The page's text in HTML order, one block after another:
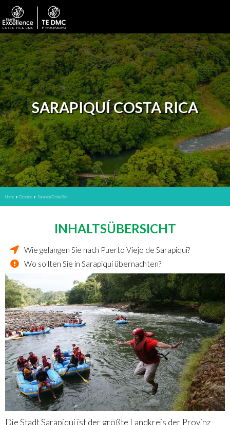
SARAPIQUÍ COSTA RICA
Home Destinos Sarapiquí Costa Rica
INHALTSÜBERSICHT
Wie gelangen Sie nach Puerto Viejo de Sarapiqui?
Wo sollten Sie in Sarapiquí übernachten?
Die Stadt Sarapiqui ist der größte Landkreis der Provinz